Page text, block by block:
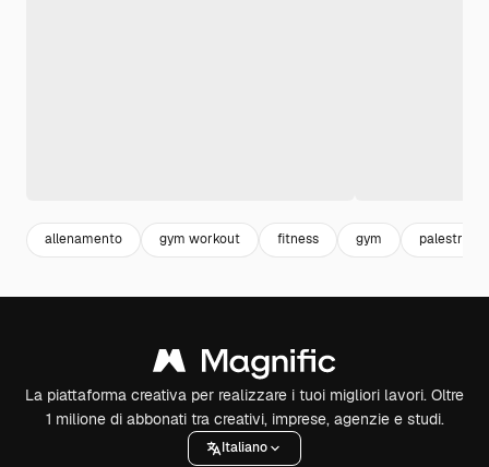
allenamento gym workout fitness gym palestrato
La piattaforma creativa per realizzare i tuoi migliori lavori. Oltre
1 milione di abbonati tra creativi, imprese, agenzie e studi.
Italiano